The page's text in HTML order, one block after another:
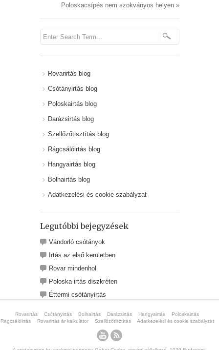
Poloskacsípés nem szokványos helyen »
Rovarirtás blog
Csótányirtás blog
Poloskairtás blog
Darázsirtás blog
Szellőzőtisztítás blog
Rágcsálóirtás blog
Hangyairtás blog
Bolhairtás blog
Adatkezelési és cookie szabályzat
Legutóbbi bejegyzések
Vándorló csótányok
Irtás az első kerületben
Rovar mindenhol
Poloska irtás diszkréten
Éttermi csótányirtás
Rovarirtás Csótányirtás Bolhairtás Darázsirtás Hangyairtás
Poloskairtás
Rágcsálóirtás
Rovarirtás ár kalkulátor Szellőzőtisztítás Adatkezelési és cookie szabályzat